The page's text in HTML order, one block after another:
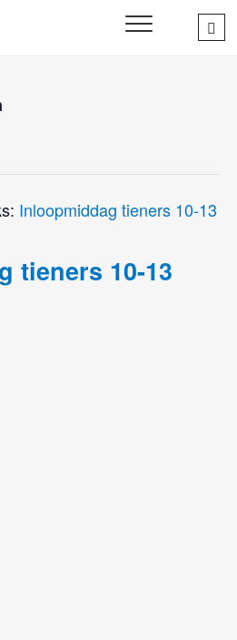
VOOR HET WELZIJN EN VERBINDEN
Inloopmiddag tieners 10-13
tieners 10-13